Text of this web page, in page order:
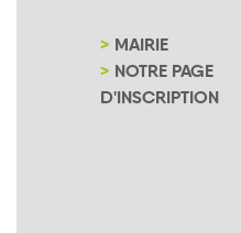
MAIRIE
NOTRE PAGE
D'INSCRIPTION